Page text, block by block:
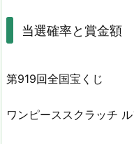
当選確率と賞金額
第919回全国宝くじ
ワンピーススクラッチ